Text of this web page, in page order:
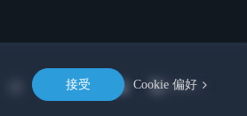
接受 Cookie 偏好